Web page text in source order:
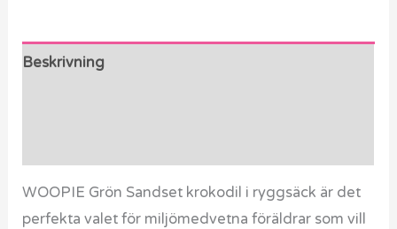
Beskrivning
WOOPIE Grön Sandset krokodil i ryggsäck är det
perfekta valet för miljömedvetna föräldrar som vill